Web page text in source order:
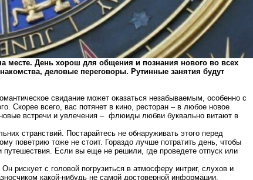
месте. День хорош для общения и познания нового во всех
деловые переговоры. Рутинные занятия будут
свидание может оказаться незабываемым, особенно с
Скорее всего, вас потянет в кино, ресторан – в любое новое
встречи и увлечения – флюиды любви буквально витают в
странствий. Постарайтесь не обнаруживать этого перед
поветрию тоже не стоит. Гораздо лучше потратить день, чтобы
Если вы еще не решили, где проведете отпуск или
рискует с головой погрузиться в атмосферу интриг, слухов и
какой-нибудь не самой достоверной информации.